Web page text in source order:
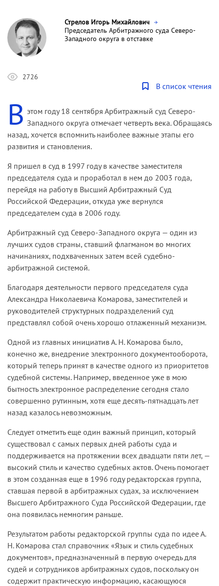
Стрелов Игорь Михайлович
Председатель Арбитражного суда Северо-
Западного округа в отставке
2726
В список чтения
В этом году 18 сентября Арбитражный суд Северо-
Западного округа отмечает четверть века. Обращаясь
назад, хочется вспомнить наиболее важные этапы его
развития и становления.
Я пришел в суд в 1997 году в качестве заместителя
председателя суда и проработал в нем до 2003 года,
перейдя на работу в Высший Арбитражный Суд
Российской Федерации, откуда уже вернулся
председателем суда в 2006 году.
Арбитражный суд Северо-Западного округа — один из
лучших судов страны, ставший флагманом во многих
начинаниях, подхваченных затем всей судебно-
арбитражной системой.
Благодаря деятельности первого председателя суда
Александра Николаевича Комарова, заместителей и
руководителей структурных подразделений суд
представлял собой очень хорошо отлаженный механизм.
Одной из главных инициатив А. Н. Комарова было,
конечно же, внедрение электронного документооборота,
который теперь принят в качестве одного из приоритетов
судебной системы. Например, введенное уже в мою
бытность электронное распределение сегодня стало
совершенно рутинным, хотя еще десять-пятнадцать лет
назад казалось невозможным.
Следует отметить еще один важный принцип, который
существовал с самых первых дней работы суда и
поддерживается на протяжении всех двадцати пяти лет, —
высокий стиль и качество судебных актов. Очень помогает
в этом созданная еще в 1996 году редакторская группа,
ставшая первой в арбитражных судах, за исключением
Высшего Арбитражного Суда Российской Федерации, где
она появилась немногим раньше.
Результатом работы редакторской группы суда по идее А.
Н. Комарова стал справочник «Язык и стиль судебных
документов», предназначенный в первую очередь для
судей и сотрудников арбитражных судов, поскольку он
содержит практическую информацию, касающуюся